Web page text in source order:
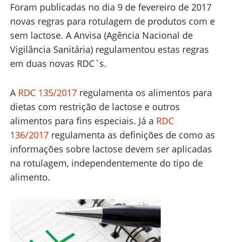
Foram publicadas no dia 9 de fevereiro de 2017
novas regras para rotulagem de produtos com e
sem lactose. A Anvisa (Agência Nacional de
Vigilância Sanitária) regulamentou estas regras
em duas novas RDC`s.
A RDC 135/2017regulamenta os alimentos para
dietas com restrição de lactose e outros
alimentos para fins especiais. Já a RDC
136/2017regulamenta as definições de como as
informações sobre lactose devem ser aplicadas
na rotulagem, independentemente do tipo de
alimento.